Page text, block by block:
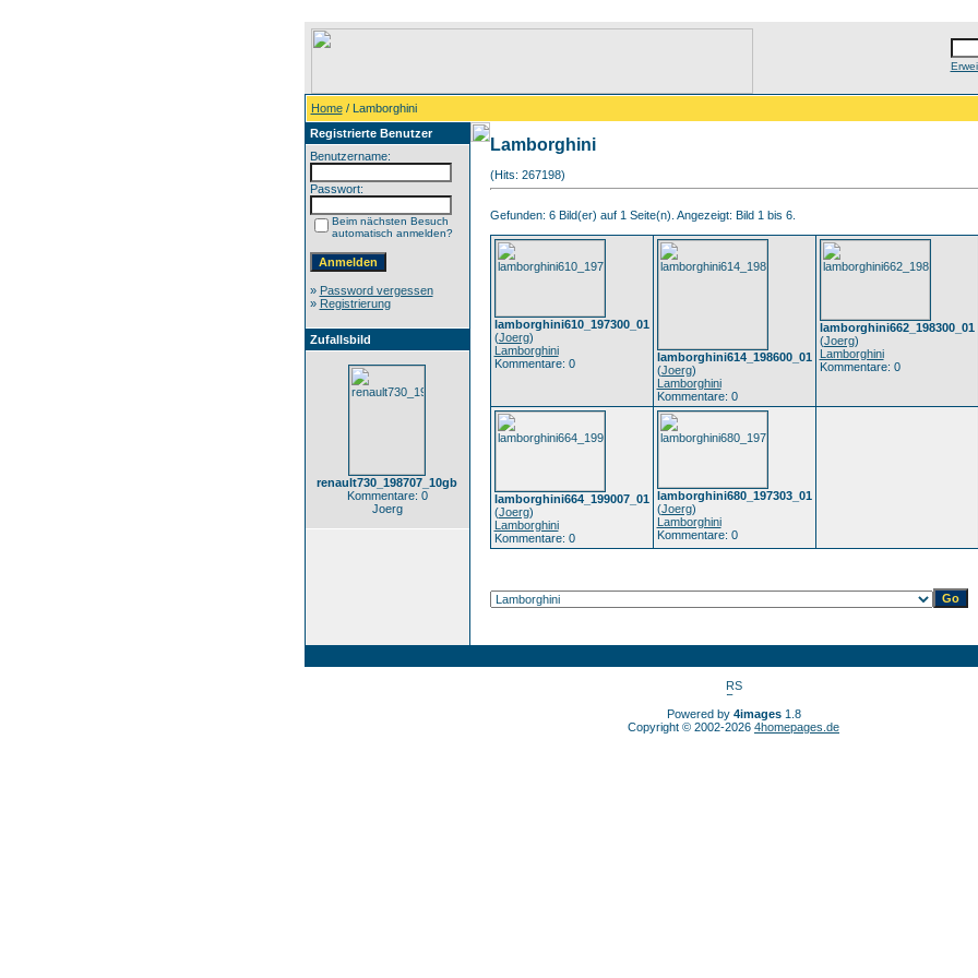
Home/ Lamborghini
Registrierte Benutzer
Benutzername:
Passwort:
Beim nächsten Besuch
automatisch anmelden?
» Password vergessen
» Registrierung
Zufallsbild
renault730_198707_10gb
Kommentare: 0
Joerg
Lamborghini
(Hits: 267198)
Gefunden: 6 Bild(er) auf 1 Seite(n). Angezeigt: Bild 1 bis 6.
lamborghini610_197300_01
(Joerg)
Lamborghini
Kommentare: 0
lamborghini614_198600_01
(Joerg)
Lamborghini
Kommentare: 0
lamborghini662_198300_01
(Joerg)
Lamborghini
Kommentare: 0
lamborghini664_199007_01
(Joerg)
Lamborghini
Kommentare: 0
lamborghini680_197303_01
(Joerg)
Lamborghini
Kommentare: 0
Powered by 4images1.8
Copyright © 2002-2026 4homepages.de